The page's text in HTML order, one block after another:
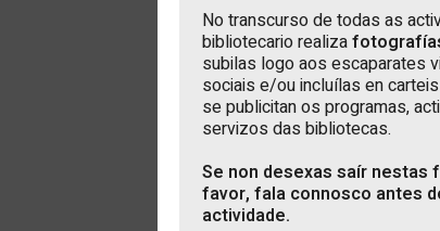
No transcurso de todas as
bibliotecario realiza
subilas logo aos escaparates
sociais e/ou incluílas en
se publicitan os programas,
servizos das bibliotecas.
Se non desexas saír nestas
favor, fala connosco antes
actividade.